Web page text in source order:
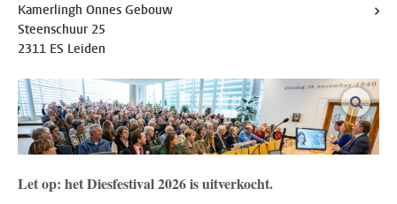
Kamerlingh Onnes Gebouw
Steenschuur 25
2311 ES Leiden
Let op: het Diesfestival 2026 is uitverkocht.